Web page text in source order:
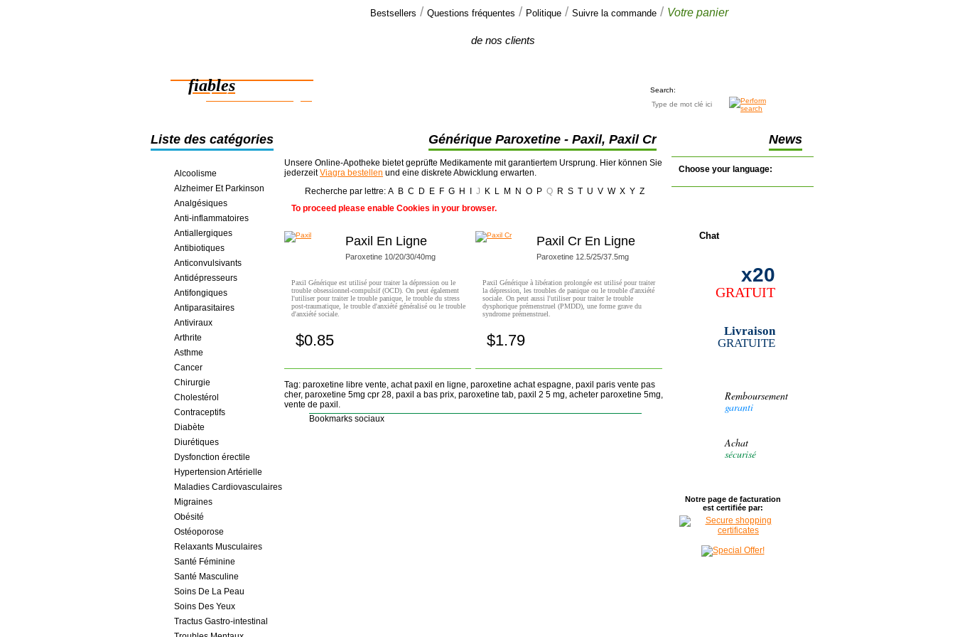
Bestsellers / Questions fréquentes / Politique / Suivre la commande / Votre panier
fiables
des économies en ligne
de nos clients
Search:
Liste des catégories Générique Paroxetine - Paxil, Paxil Cr News
Alcoolisme
Alzheimer Et Parkinson
Analgésiques
Anti-inflammatoires
Antiallergiques
Antibiotiques
Anticonvulsivants
Antidépresseurs
Antifongiques
Antiparasitaires
Antiviraux
Arthrite
Asthme
Cancer
Chirurgie
Cholestérol
Contraceptifs
Diabète
Diurétiques
Dysfonction érectile
Hypertension Artérielle
Maladies Cardiovasculaires
Migraines
Obésité
Ostéoporose
Relaxants Musculaires
Santé Féminine
Santé Masculine
Soins De La Peau
Soins Des Yeux
Tractus Gastro-intestinal
Unsere Online-Apotheke bietet geprüfte Medikamente mit garantiertem Ursprung. Hier können Sie
jederzeitViagra bestellen und eine diskrete Abwicklung erwarten.
Recherche par lettre: A B C D E F G H J K L M N O P Q R S T U V W X Y Z
To proceed please enable Cookies in your browser.
Paxil En Ligne
Paroxetine 10/20/30/40mg
Paxil Générique est utilisé pour traiter la dépression ou le
trouble obsessionnel-compulsif (OCD). On peut également
l'utiliser pour traiter le trouble panique, le trouble du stress
post-traumatique, le trouble d'anxiété généralisé ou le trouble
d'anxiété sociale.
$0.85
Paxil Cr En Ligne
Paroxetine 12.5/25/37.5mg
Paxil Générique à libération prolongée est utilisé pour traiter
la dépression, les troubles de panique ou le trouble d'anxiété
sociale. On peut aussi l'utiliser pour traiter le trouble
dysphorique prémenstruel (PMDD), une forme grave du
syndrome prémenstruel.
$1.79
Tag: paroxetine libre vente, achat paxil en ligne, paroxetine achat espagne, paxil paris vente pas
cher, paroxetine 5mg cpr 28, paxil a bas prix, paroxetine tab, paxil 2 5 mg, acheter paroxetine 5mg,
vente de paxil.
Bookmarks sociaux
Choose your language:
Chat
x20
GRATUIT
Livraison
GRATUITE
Remboursement
garanti
Achat
sécurisé
Notre page de facturation
est certifiée par: